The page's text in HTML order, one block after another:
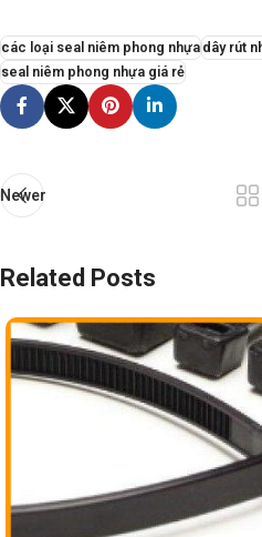
các loại seal niêm phong nhựadây rút
seal niêm phong nhựa giá rẻ
Newer
Related Posts